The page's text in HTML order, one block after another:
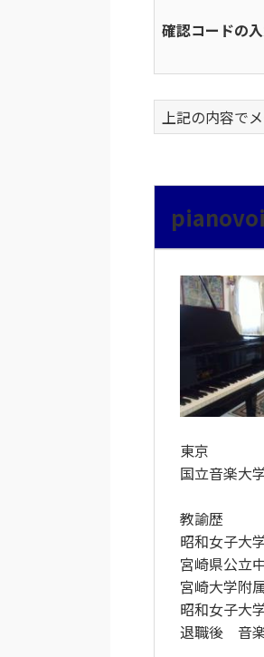
確認コードの
上記の内容で
東京
国立音楽大
教諭歴
昭和女子大
宮崎県公立
宮崎大学附
昭和女子大
退職後 音